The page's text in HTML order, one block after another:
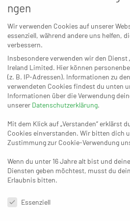
oben die Daumen drücken,
möglichst wenige Absteiger
Gummersbach den Klassenerhalt in
einem reduzierten Abstieg in der
Absteiger führen. Geht einer der
Regionalliga wie üblich zwei
die Anzahl der Absteiger auf drei.
höchsten Spielklasse des
Mittelrhein auf Nummer sicher
hinter sich lassen. Im Moment wäre
Langenfeld (5:19), der TV
ngen
Wir verwenden Cookies auf unserer
essenziell, während andere uns helfen,
verbessern.
Insbesondere verwenden wir den Dienst
Ireland Limited. Hier können
(z. B. IP-Adressen). Informationen zu
verwendeten Cookies findest du unten
Informationen über die Verwendung
unserer Datenschutzerklärung.
Mit dem Klick auf „Verstanden“ erklärst
Cookies einverstanden. Wir bitten dich
Zustimmung zur Cookie-Verwendung
Wenn du unter 16 Jahre alt bist und
Diensten geben möchtest, musst du
Erlaubnis bitten.
Datenschutzeinstellungen &
Essenziell